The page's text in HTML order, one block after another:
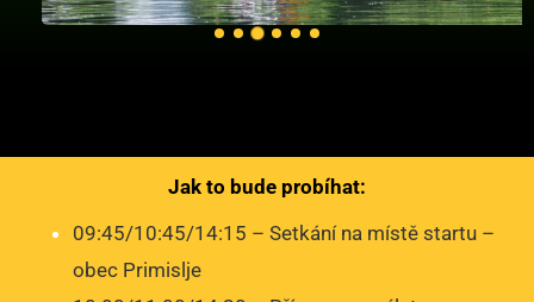
Jak to bude probíhat:
09:45/10:45/14:15 – Setkání na místě startu –
obec Primislje